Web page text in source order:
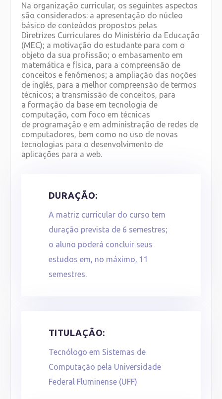
Na organização curricular, os seguintes aspectos
são considerados: a apresentação do núcleo
básico de conteúdos propostos pelas
Diretrizes Curriculares do Ministério da Educação
(MEC); a motivação do estudante para com o
objeto da sua profissão; o embasamento em
matemática e física, para a compreensão de
conceitos e fenômenos; a ampliação das noções
de inglês, para a melhor compreensão de termos
técnicos; a transmissão de conceitos, para
a formação da base em tecnologia de
computação, com foco em técnicas
de programação e em administração de redes de
computadores, bem como no uso de novas
tecnologias para o desenvolvimento de
aplicações para a web.
DURAÇÃO:
A matriz curricular do curso tem
duração prevista de 6 semestres;
o aluno poderá concluir seus
estudos em, no máximo, 11
semestres.
TITULAÇÃO:
Tecnólogo em Sistemas de
Computação pela Universidade
Federal Fluminense (UFF)